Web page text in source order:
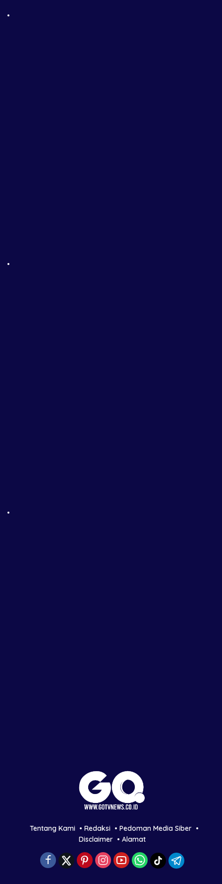
Tentang Kami Redaksi
Pedoman Media Siber
Disclaimer
Alamat